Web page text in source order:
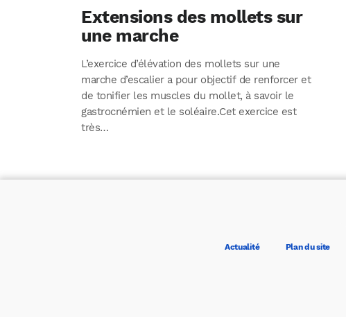
Extensions des mollets sur
une marche
L’exercice d’élévation des mollets sur une
marche d’escalier a pour objectif de renforcer et
de tonifier les muscles du mollet, à savoir le
gastrocnémien et le soléaire.Cet exercice est
très…
Actualité Plan du site